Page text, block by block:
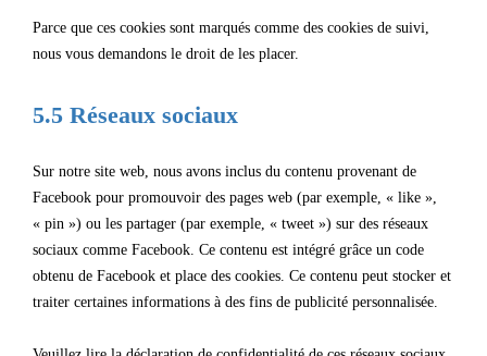
Parce que ces cookies sont marqués comme des cookies de suivi,
nous vous demandons le droit de les placer.
5.5 Réseaux sociaux
Sur notre site web, nous avons inclus du contenu provenant de
Facebook pour promouvoir des pages web (par exemple, « like »,
« pin ») ou les partager (par exemple, « tweet ») sur des réseaux
sociaux comme Facebook. Ce contenu est intégré grâce un code
obtenu de Facebook et place des cookies. Ce contenu peut stocker et
traiter certaines informations à des fins de publicité personnalisée.